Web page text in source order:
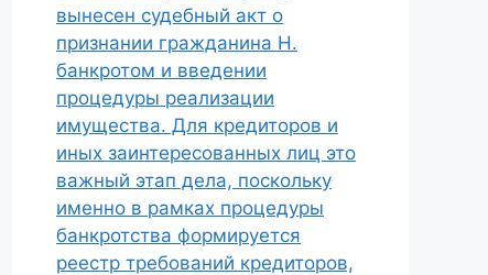
вынесен судебный акт о
признании гражданина Н.
банкротом и введении
процедуры реализации
имущества. Для кредиторов и
иных заинтересованных лиц это
важный этап дела, поскольку
именно в рамках процедуры
банкротства формируется
реестр требований кредиторов,